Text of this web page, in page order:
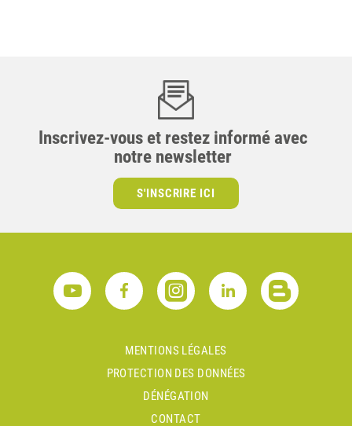
Inscrivez-vous et restez informé avec
notre newsletter
S'INSCRIRE ICI
MENTIONS LÉGALES
PROTECTION DES DONNÉES
DÉNÉGATION
CONTACT